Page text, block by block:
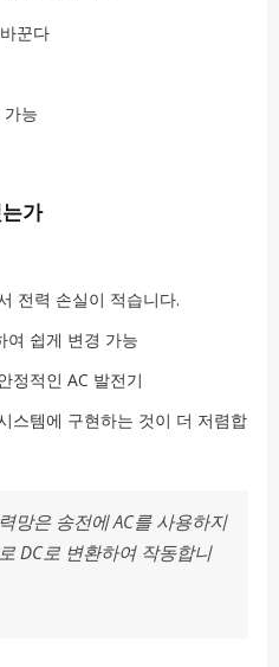
꾼다
능
가
전력 손실이 적습니다.
여 쉽게 변경 가능
정적인 AC 발전기
스템에 구현하는 것이 더 저렴합
망은 송전에 AC를 사용하지
DC로 변환하여 작동합니